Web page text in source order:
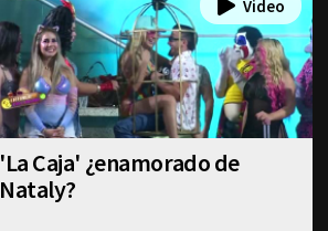
'La Caja' ¿enamorado de
Nataly?